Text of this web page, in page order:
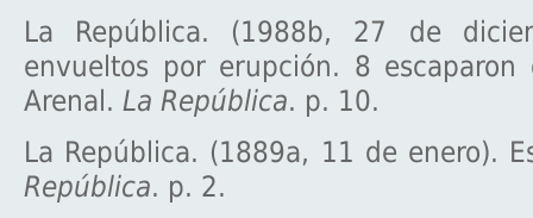
La República. (1988b, 27 de
envueltos por erupción. 8
Arenal. La República. p. 10.
La República. (1889a, 11 de enero).
República. p. 2.